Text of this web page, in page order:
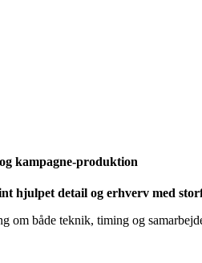
kampagne-produktion
hjulpet detail og erhverv med
om både teknik, timing og